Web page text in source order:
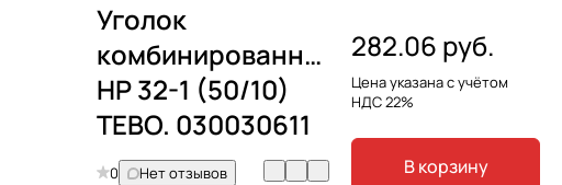
Уголок
комбинированный
НР 32-1 (50/10)
TEBO. 030030611
0
Нет отзывов
282.06 руб.
Цена указана с учётом
НДС 22%
В корзину